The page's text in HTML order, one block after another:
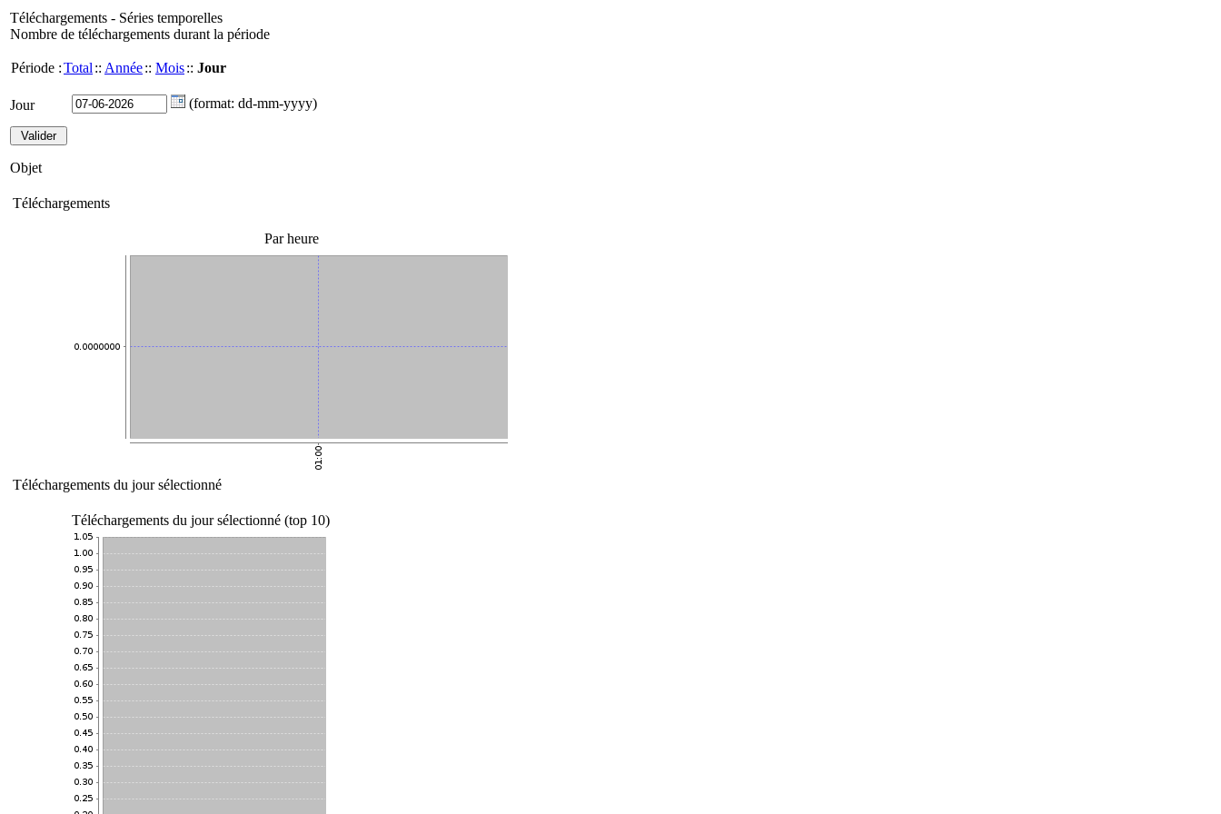
Téléchargements - Séries temporelles
Nombre de téléchargements durant la période
Période :Total :: Année:: Mois:: Jour
Jour (format: dd-mm-yyyy)
Objet
Téléchargements
Par heure
Téléchargements du jour sélectionné
Téléchargements du jour sélectionné (top 10)